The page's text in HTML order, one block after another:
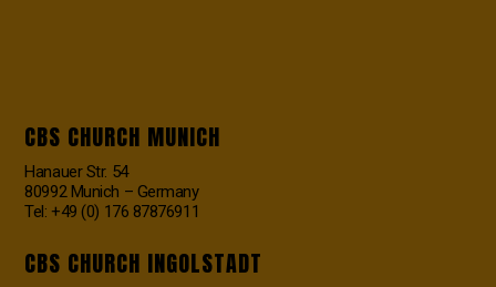
CBS CHURCH MUNICH
Hanauer Str. 54
80992 Munich – Germany
Tel: +49 (0) 176 87876911
CBS CHURCH INGOLSTADT